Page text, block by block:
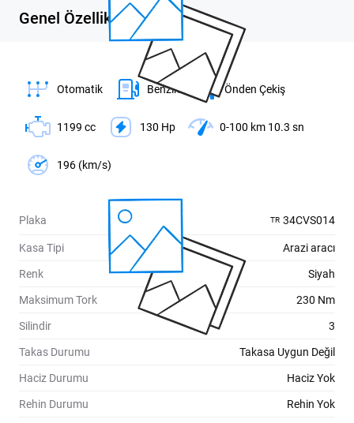
Genel Özellikler
Otomatik Benzin Önden Çekiş
1199 cc 130 Hp 0-100 km 10.3 sn
196 (km/s)
Plaka TR 34CVS014
Kasa Tipi Arazi aracı
Renk Siyah
Maksimum Tork 230 Nm
Silindir 3
Takas Durumu Takasa Uygun Değil
Haciz Durumu Haciz Yok
Rehin Durumu Rehin Yok